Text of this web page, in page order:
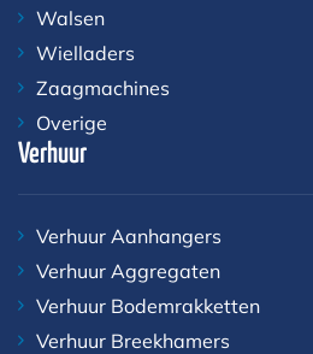
Walsen
Wielladers
Zaagmachines
Overige
Verhuur
Verhuur Aanhangers
Verhuur Aggregaten
Verhuur Bodemrakketten
Verhuur Breekhamers